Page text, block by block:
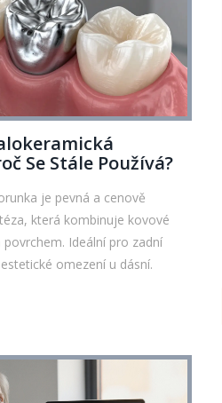
Se Stále Používá?
je pevná a cenově
která kombinuje kovové
Ideální pro zadní
omezení u dásní.